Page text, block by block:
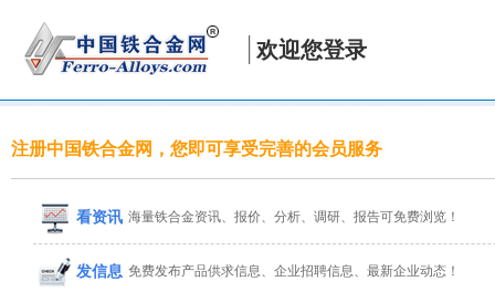
欢迎您登录
注册中国铁合金网，您即可享受完善的会员服务
看资讯 海量铁合金资讯、报价、分析、调研、报告可免费浏览！
发信息 免费发布产品供求信息、企业招聘信息、最新企业动态！